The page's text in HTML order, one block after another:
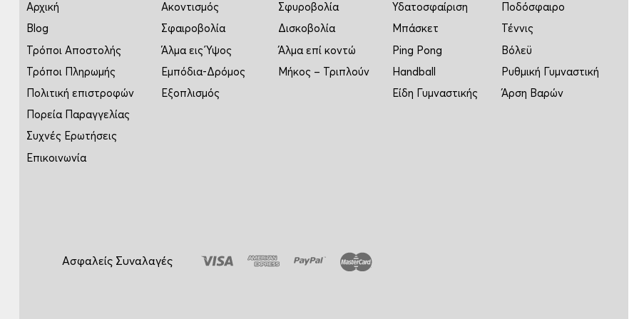
Αρχική
Blog
Τρόποι Αποστολής
Τρόποι Πληρωμής
Πολιτική επιστροφών
Πορεία Παραγγελίας
Συχνές Ερωτήσεις
Επικοινωνία
Ακοντισμός
Σφυροβολία
Σφαιροβολία
Δισκοβολία
Άλμα εις Ύψος
Άλμα επί κοντώ
Εμπόδια-Δρόμος
Μήκος – Τριπλούν
Εξοπλισμός
Υδατοσφαίριση
Ποδόσφαιρο
Μπάσκετ
Τέννις
Ping Pong
Βόλεϋ
Handball
Ρυθμική Γυμναστική
Είδη Γυμναστικής
Άρση Βαρών
Ασφαλείς Συναλαγές